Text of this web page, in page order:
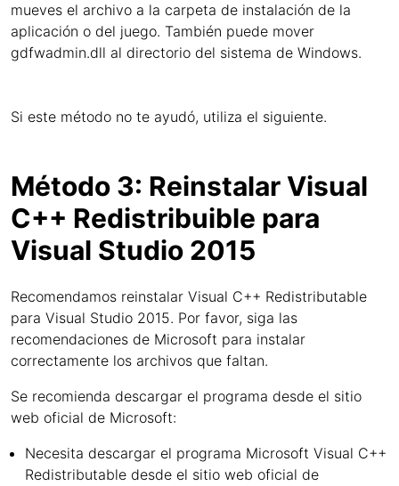
mueves el archivo a la carpeta de instalación de la
aplicación o del juego. También puede mover
gdfwadmin.dll al directorio del sistema de Windows.
Si este método no te ayudó, utiliza el siguiente.
Método 3: Reinstalar Visual
C++ Redistribuible para
Visual Studio 2015
Recomendamos reinstalar Visual C++ Redistributable
para Visual Studio 2015. Por favor, siga las
recomendaciones de Microsoft para instalar
correctamente los archivos que faltan.
Se recomienda descargar el programa desde el sitio
web oficial de Microsoft:
Necesita descargar el programa Microsoft Visual C++
Redistributable desde el sitio web oficial de